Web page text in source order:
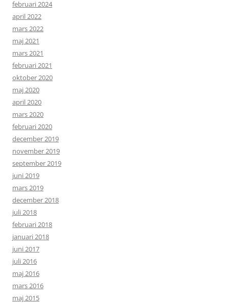
februari 2024
april 2022
mars 2022
maj 2021
mars 2021
februari 2021
oktober 2020
maj 2020
april 2020
mars 2020
februari 2020
december 2019
november 2019
september 2019
juni 2019
mars 2019
december 2018
juli 2018
februari 2018
januari 2018
juni 2017
juli 2016
maj 2016
mars 2016
maj 2015